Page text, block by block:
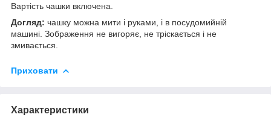
Вартість чашки включена.
Догляд: чашку можна мити і руками, і в посудомийній
машині. Зображення не вигоряє, не тріскається і не
змивається.
Приховати
Характеристики